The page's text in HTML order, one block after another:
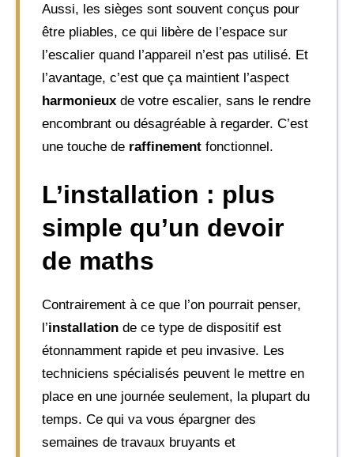
Aussi, les sièges sont souvent conçus pour
être pliables, ce qui libère de l’espace sur
l’escalier quand l’appareil n’est pas utilisé. Et
l’avantage, c’est que ça maintient l’aspect
harmonieux de votre escalier, sans le rendre
encombrant ou désagréable à regarder. C’est
une touche de raffinement fonctionnel.
L’installation : plus
simple qu’un devoir
de maths
Contrairement à ce que l’on pourrait penser,
l’installation de ce type de dispositif est
étonnamment rapide et peu invasive. Les
techniciens spécialisés peuvent le mettre en
place en une journée seulement, la plupart du
temps. Ce qui va vous épargner des
semaines de travaux bruyants et